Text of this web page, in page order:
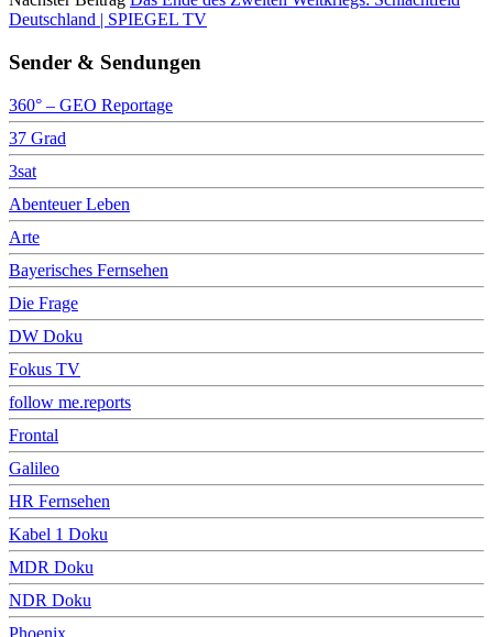
Deutschland | SPIEGEL TV
Sender & Sendungen
360° – GEO Reportage
37 Grad
3sat
Abenteuer Leben
Arte
Bayerisches Fernsehen
Die Frage
DW Doku
Fokus TV
follow me.reports
Frontal
Galileo
HR Fernsehen
Kabel 1 Doku
MDR Doku
NDR Doku
Phoenix